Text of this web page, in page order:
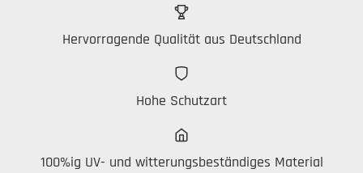
Hervorragende Qualität aus Deutschland
Hohe Schutzart
100%ig UV- und witterungsbeständiges Material